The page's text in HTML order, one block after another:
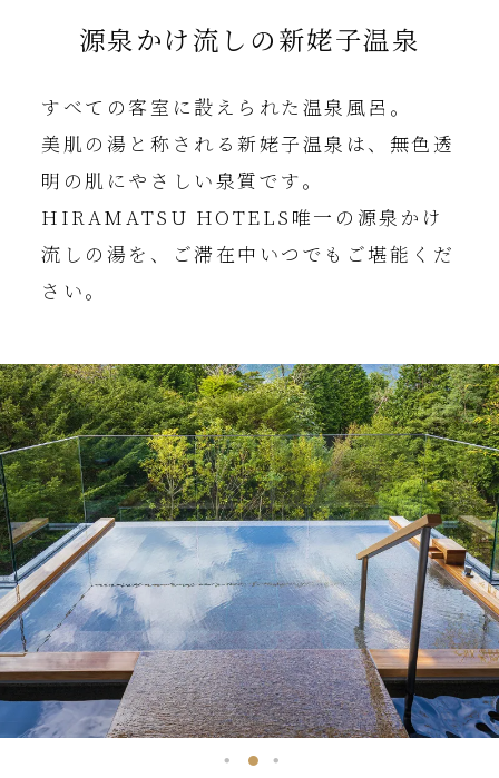
源泉かけ流しの新姥子温泉
すべての客室に設えられた温泉風呂。
美肌の湯と称される新姥子温泉は、無色透
明の肌にやさしい泉質です。
HIRAMATSU HOTELS唯一の源泉かけ
流しの湯を、
ご滞在中いつでもご堪能くだ
さい。